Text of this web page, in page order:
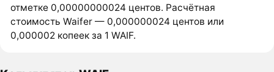
отметке 0,00000000024 центов. Расчётная
стоимость Waifer — 0,000000024 центов или
0,000002 копеек за 1 WAIF.